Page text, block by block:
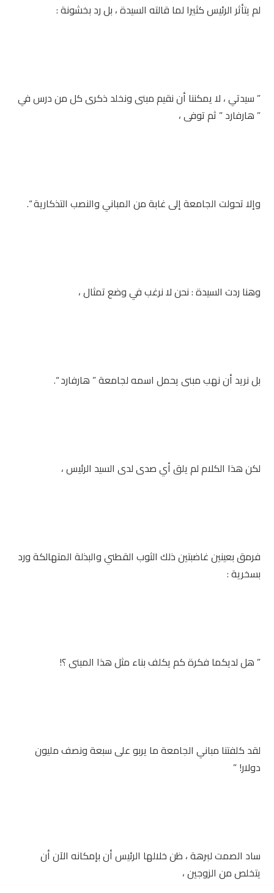
لم يتأثر الرئيس كثيرا لما قالته السيدة ، بل رد بخشونة :
” سيدتي ، لا يمكننا أن نقيم مبنى ونخلد ذكرى كل من درس في
” هارفارد ” ثم توفى ،
وإلا تحولت الجامعة إلى غابة من المباني والنصب التذكارية “.
وهنا ردت السيدة : نحن لا نرغب في وضع تمثال ،
بل نريد أن نهب مبنى يحمل اسمه لجامعة ” هارفارد “.
لكن هذا الكلام لم يلق أي صدى لدى السيد الرئيس ،
فرمق بعينين غاضبتين ذلك الثوب القطني والبذلة المتهالكة ورد
بسخرية :
” هل لديكما فكرة كم يكلف بناء مثل هذا المبنى ؟!
لقد كلفتنا مباني الجامعة ما يربو على سبعة ونصف مليون
دولار! ”
ساد الصمت لبرهة ، ظن خلالها الرئيس أن بإمكانه الآن أن
يتخلص من الزوجين ،